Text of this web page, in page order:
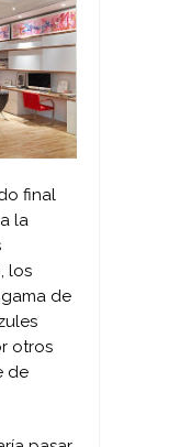
final
la
los
de
otros
de